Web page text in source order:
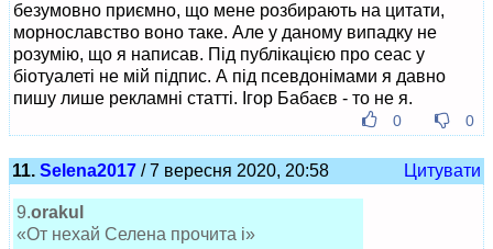
безумовно приємно, що мене розбирають на цитати,
морнославство воно таке. Але у даному випадку не
розумію, що я написав. Під публікацією про сеас у
біотуалеті не мій підпис. А під псевдонімами я давно
пишу лише рекламні статті. Ігор Бабаєв - то не я.
0 0
11. Selena2017 / 7 вересня 2020, 20:58 Цитувати
9.orakul
«От нехай Селена прочита і»